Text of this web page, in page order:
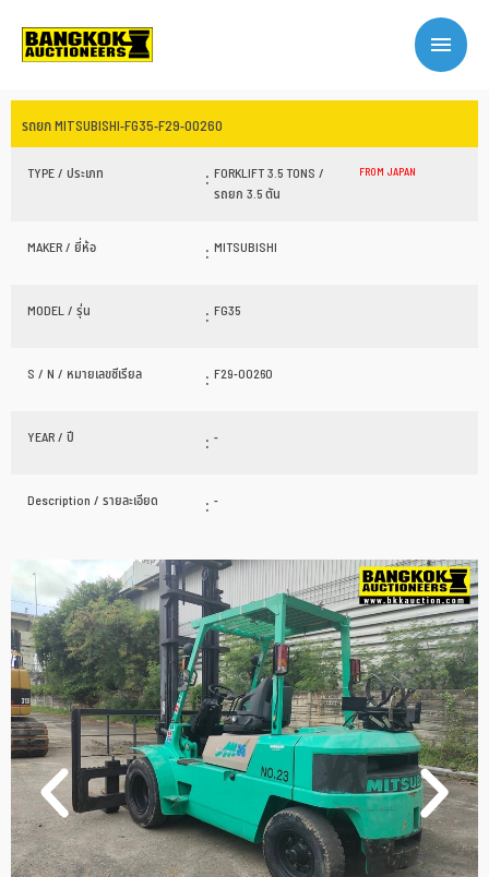
รถยก MITSUBISHI-FG35-F29-00260
TYPE / ประเภท : FORKLIFT 3.5 TONS /
รถยก 3.5 ตัน
FROM JAPAN
MAKER / ยี่ห้อ : MITSUBISHI
MODEL / รุ่น : FG35
S / N / หมายเลขซีเรียล : F29-00260
YEAR / ปี : -
Description / รายละเอียด : -